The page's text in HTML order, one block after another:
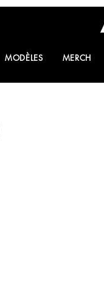
MODÈLES MERCH